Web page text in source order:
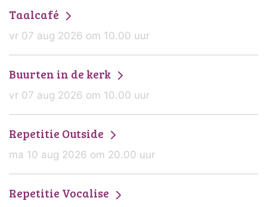
Taalcafé
vr 07 aug 2026 om 10.00 uur
Buurten in de kerk
vr 07 aug 2026 om 10.00 uur
Repetitie Outside
ma 10 aug 2026 om 20.00 uur
Repetitie Vocalise